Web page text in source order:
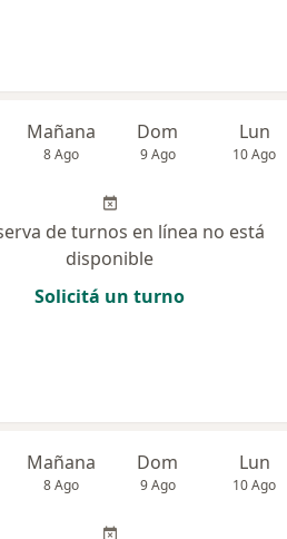
Mañana
8 Ago
Dom
9 Ago
Lun
10 Ago
de turnos en línea no está
disponible
Solicitá un turno
Mañana
8 Ago
Dom
9 Ago
Lun
10 Ago